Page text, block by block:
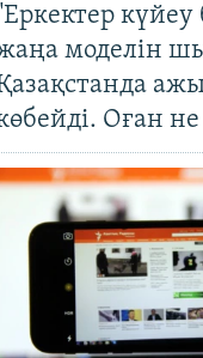
моделін
Оған не